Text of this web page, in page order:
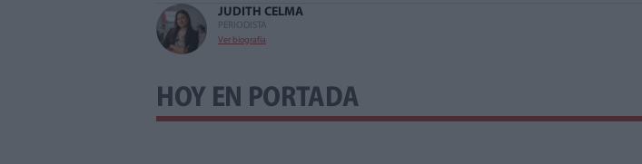
JUDITH CELMA
PERIODISTA
Ver biografía
HOY EN PORTADA